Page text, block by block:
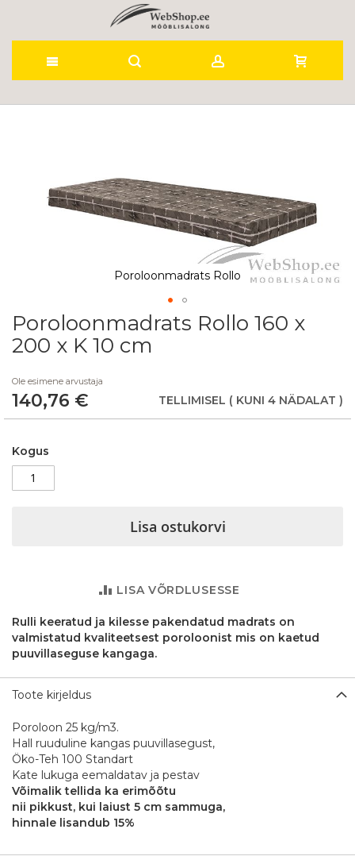
Poroloonmadrats Rollo
Skip
to
the
of
the
images
Poroloonmadrats Rollo 160 x
200 x K 10 cm
Ole esimene arvustaja
140,76 € TELLIMISEL ( KUNI 4 NÄDALAT )
Kogus
Lisa ostukorvi
LISA VÕRDLUSESSE
Rulli keeratud ja kilesse pakendatud madrats on
valmistatud kvaliteetsest poroloonist mis on kaetud
puuvillaseguse kangaga.
Toote kirjeldus
Poroloon 25 kg/m3.
Hall ruuduline kangas puuvillasegust,
Öko-Teh 100 Standart
Kate lukuga eemaldatav ja pestav
Võimalik tellida ka erimõõtu
nii pikkust, kui laiust 5 cm sammuga,
hinnale lisandub 15%